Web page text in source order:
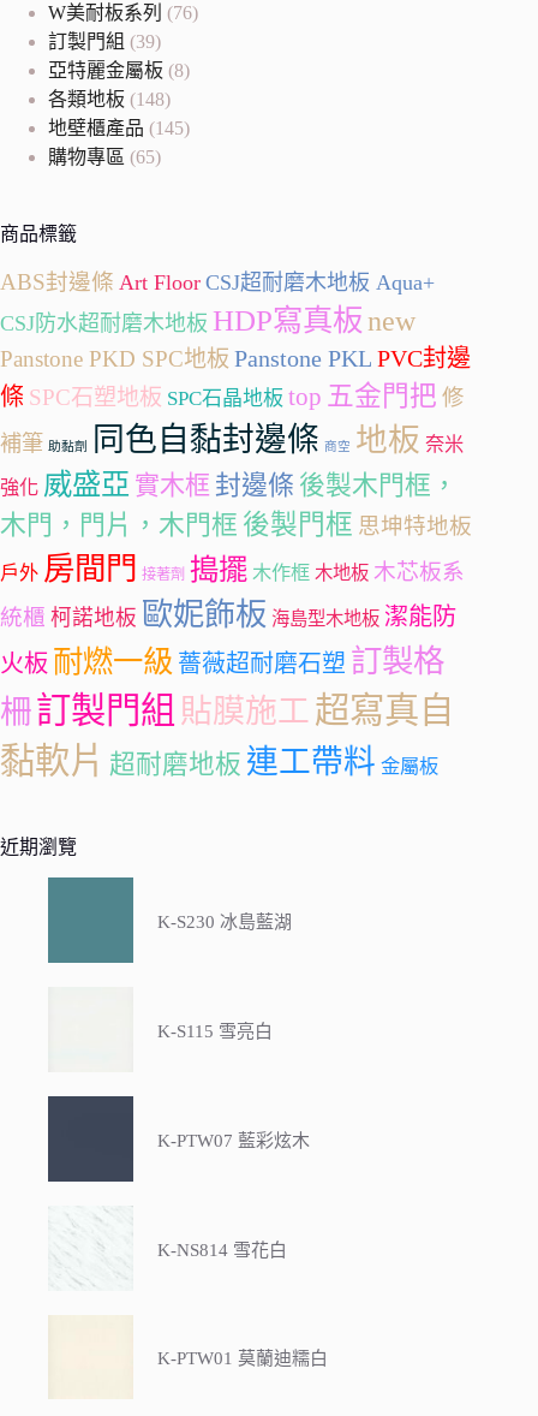
W美耐板系列 (76)
訂製門組 (39)
亞特麗金屬板 (8)
各類地板 (148)
地壁櫃產品 (145)
購物專區 (65)
商品標籤
ABS封邊條 Art Floor CSJ超耐磨木地板 Aqua+
CSJ防水超耐磨木地板 HDP寫真板new
Panstone PKD SPC地板 Panstone PKL PVC封邊
條 SPC石塑地板 SPC石晶地板 top 五金門把 修
補筆 助黏劑 同色自黏封邊條 商空 地板 奈米
強化 威盛亞 實木框 封邊條 後製木門框，
木門，門片，木門框 後製門框 思坤特地板
戶外 房間門 接著劑 搗擺 木作框 木地板 木芯板系
統櫃 柯諾地板 歐妮飾板 海島型木地板 潔能防
火板 耐燃一級 薔薇超耐磨石塑 訂製格
柵訂製門組 貼膜施工 超寫真自
黏軟片 超耐磨地板 連工帶料 金屬板
近期瀏覽
K-S230 冰島藍湖
K-S115 雪亮白
K-PTW07 藍彩炫木
K-NS814 雪花白
K-PTW01 莫蘭迪糯白